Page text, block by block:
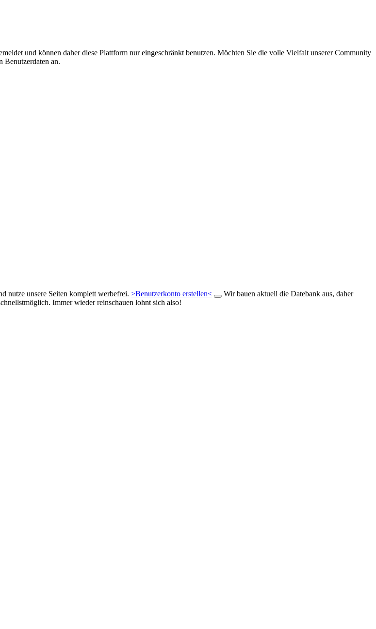
und können daher diese Plattform nur eingeschränkt benutzen. Möchten Sie die volle Vielfalt unserer Community
Benutzerdaten an.
nutze unsere Seiten komplett werbefrei. >Benutzerkonto erstellen<
Wir bauen aktuell die Datebank aus, daher
Immer wieder reinschauen lohnt sich also!